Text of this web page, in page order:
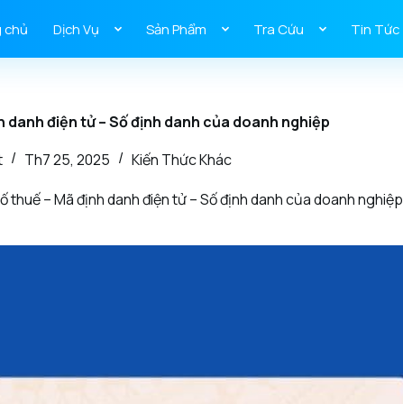
chủ Dịch Vụ Sản Phẩm Tra Cứu Tin Tức
danh điện tử – Số định danh của doanh nghiệp
Th7 25, 2025
Kiến Thức Khác
thuế – Mã định danh điện tử – Số định danh của doanh nghiệp